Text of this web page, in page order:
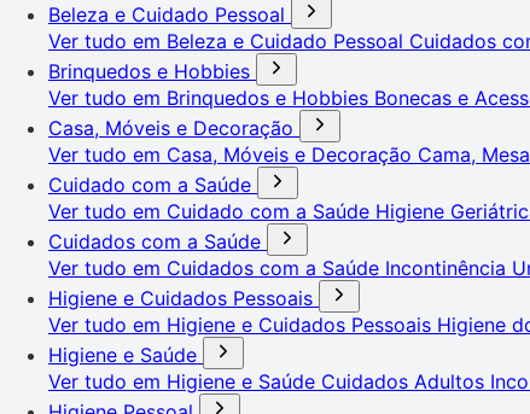
Beleza e Cuidado Pessoal
Ver tudo em Beleza e Cuidado Pessoal Cuidados
Brinquedos e Hobbies
Ver tudo em Brinquedos e Hobbies Bonecas e
Casa, Móveis e Decoração
Ver tudo em Casa, Móveis e Decoração Cama,
Cuidado com a Saúde
Ver tudo em Cuidado com a Saúde Higiene
Cuidados com a Saúde
Ver tudo em Cuidados com a Saúde Incontinência
Higiene e Cuidados Pessoais
Ver tudo em Higiene e Cuidados Pessoais Higiene
Higiene e Saúde
Ver tudo em Higiene e Saúde Cuidados Adultos